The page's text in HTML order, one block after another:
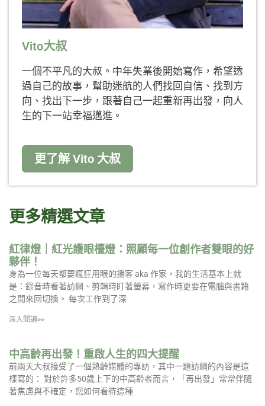
Vito大叔
一個不平凡的大叔。中年失業後開始寫作，希望透
過自己的故事，幫助迷航的人們找回自信、找到方
向、找出下一步，跟著自己一起重新再出發，向人
生的下一站幸福邁進。
更了解 Vito 大叔
更多精選文章
紅律燈｜紅光護眼檯燈：照顧每一位創作者雙眼的好
夥伴！
身為一位每天都要瘋狂用眼的播客 aka 作家，我的生活基本上就
是：錄音時看著訪綱、剪輯時盯著螢幕，寫作時更要在電腦與書籍
之間來回切換。 每次工作到了深
深入閱讀>>
中高齡再出發！重啟人生的四大提醒
前兩天大叔接受了一個熟齡媒體的專訪，其中一題訪綱的內容是這
樣寫的： 對於許多50歲上下的中高齡者而言，「再出發」常常伴隨
著焦慮與不確定，您如何看待這種